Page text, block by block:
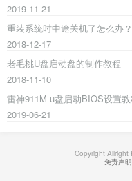
2019-11-21
重装系统时中途关机了怎么办？
2018-12-17
老毛桃U盘启动盘的制作教程
2018-11-10
雷神911M u盘启动BIOS设置
2019-06-21
Copyright Allright
免责声明